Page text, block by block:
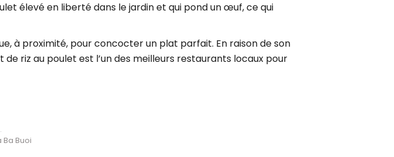
élevé en liberté dans le jardin et qui pond un œuf, ce qui
à proximité, pour concocter un plat parfait. En raison de son
riz au poulet est l’un des meilleurs restaurants locaux pour
Ba Buoi